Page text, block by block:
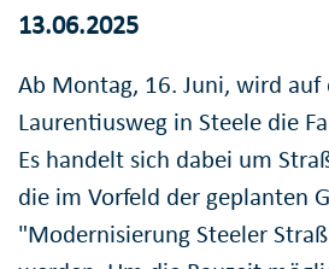
13.06.2025
Ab Montag, 16. Juni, wird auf
Laurentiusweg in Steele die
Es handelt sich dabei um
die im Vorfeld der geplanten
"Modernisierung Steeler